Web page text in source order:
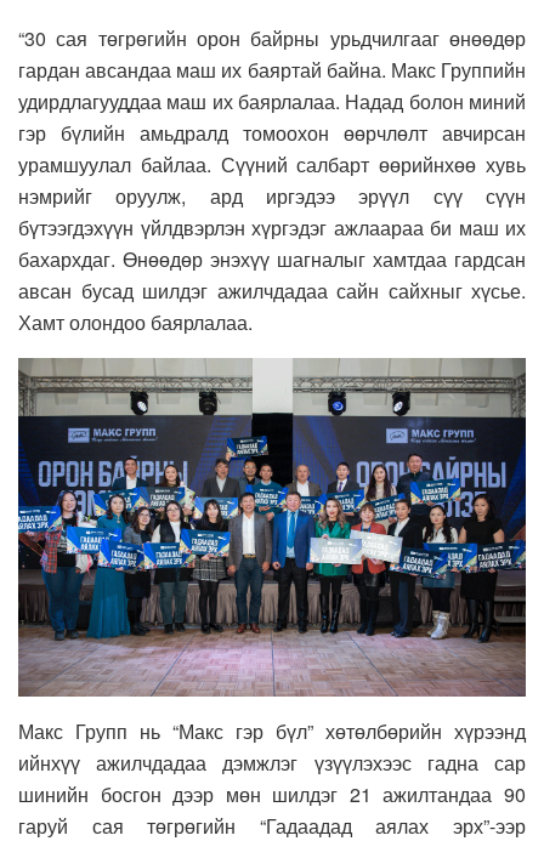
“30 сая төгрөгийн орон байрны урьдчилгааг өнөөдөр
гардан авсандаа маш их баяртай байна. Макс Группийн
удирдлагууддаа маш их баярлалаа. Надад болон миний
гэр бүлийн амьдралд томоохон өөрчлөлт авчирсан
урамшуулал байлаа. Сүүний салбарт өөрийнхөө хувь
нэмрийг оруулж, ард иргэдээ эрүүл сүү сүүн
бүтээгдэхүүн үйлдвэрлэн хүргэдэг ажлаараа би маш их
бахархдаг. Өнөөдөр энэхүү шагналыг хамтдаа гардсан
авсан бусад шилдэг ажилчдадаа сайн сайхныг хүсье.
Хамт олондоо баярлалаа.
Макс Групп нь “Макс гэр бүл” хөтөлбөрийн хүрээнд
ийнхүү ажилчдадаа дэмжлэг үзүүлэхээс гадна сар
шинийн босгон дээр мөн шилдэг 21 ажилтандаа 90
гаруй сая төгрөгийн “Гадаадад аялах эрх”-ээр